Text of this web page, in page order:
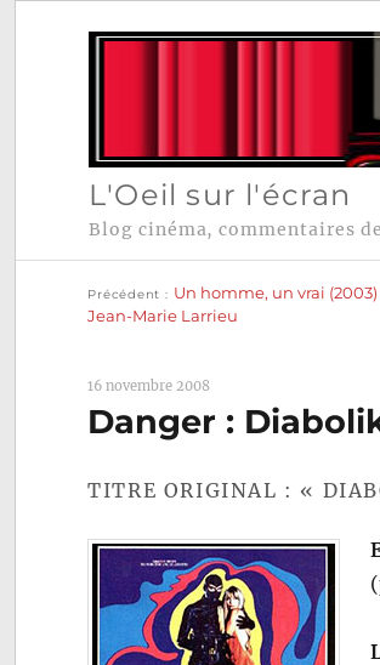
L'Oeil sur l'écran
Blog cinéma, commentaires
Navigation
de
Précédent
Un homme, un vrai
Jean-Marie Larrieu
16 novembre 2008
Danger :
TITRE ORIGINAL : «